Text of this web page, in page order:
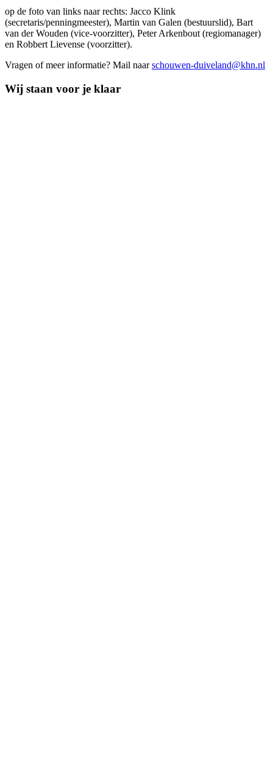
op de foto van links naar rechts: Jacco Klink
(secretaris/penningmeester), Martin van Galen (bestuurslid), Bart
van der Wouden (vice-voorzitter), Peter Arkenbout (regiomanager)
en Robbert Lievense (voorzitter).
Vragen of meer informatie? Mail naarschouwen-duiveland@khn.nl
Wij staan voor je klaar